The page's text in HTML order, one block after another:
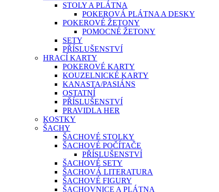
STOLY A PLÁTNA
POKEROVÁ PLÁTNA A DESKY
POKEROVÉ ŽETONY
POMOCNÉ ŽETONY
SETY
PŘÍSLUŠENSTVÍ
HRACÍ KARTY
POKEROVÉ KARTY
KOUZELNICKÉ KARTY
KANASTA/PASIÁNS
OSTATNÍ
PŘÍSLUŠENSTVÍ
PRAVIDLA HER
KOSTKY
ŠACHY
ŠACHOVÉ STOLKY
ŠACHOVÉ POČÍTAČE
PŘÍSLUŠENSTVÍ
ŠACHOVÉ SETY
ŠACHOVÁ LITERATURA
ŠACHOVÉ FIGURY
ŠACHOVNICE A PLÁTNA